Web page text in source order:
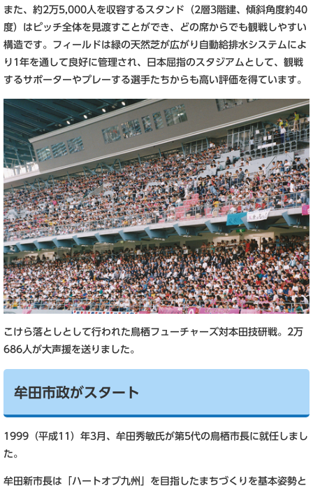
また、約2万5,000人を収容するスタンド（2層3階建、傾斜角度約40
度）はピッチ全体を見渡すことができ、どの席からでも観戦しやすい
構造です。フィールドは緑の天然芝が広がり自動給排水システムによ
り1年を通して良好に管理され、日本屈指のスタジアムとして、観戦
するサポーターやプレーする選手たちからも高い評価を得ています。
こけら落としとして行われた鳥栖フューチャーズ対本田技研戦。2万
686人が大声援を送りました。
牟田市政がスタート
1999（平成11）年3月、牟田秀敏氏が第5代の鳥栖市長に就任しまし
た。
牟田新市長は「ハートオブ九州」を目指したまちづくりを基本姿勢と